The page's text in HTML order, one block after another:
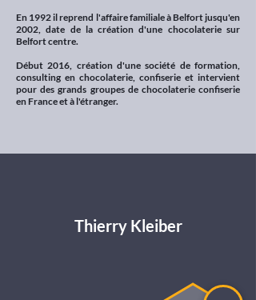
En 1992 il reprend l'affaire familiale à Belfort jusqu'en
2002, date de la création d'une chocolaterie sur
Belfort centre.
Début 2016, création d'une société de formation,
consulting en chocolaterie, confiserie et intervient
pour des grands groupes de chocolaterie confiserie
en France et à l'étranger.
Thierry Kleiber